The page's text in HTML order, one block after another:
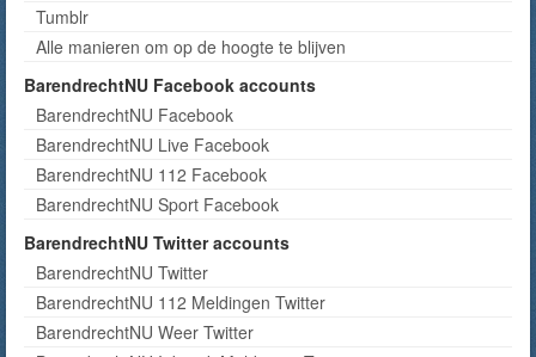
Tumblr
Alle manieren om op de hoogte te blijven
BarendrechtNU Facebook accounts
BarendrechtNU Facebook
BarendrechtNU Live Facebook
BarendrechtNU 112 Facebook
BarendrechtNU Sport Facebook
BarendrechtNU Twitter accounts
BarendrechtNU Twitter
BarendrechtNU 112 Meldingen Twitter
BarendrechtNU Weer Twitter